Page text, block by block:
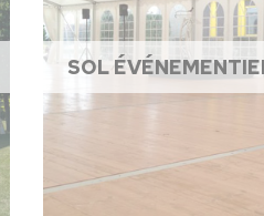
SOL